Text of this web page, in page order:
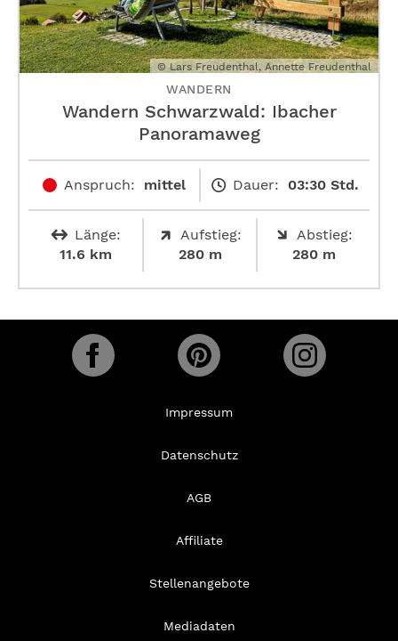
© Lars Freudenthal, Annette Freudenthal
WANDERN
Wandern Schwarzwald: Ibacher
Panoramaweg
Anspruch: mittel Dauer: 03:30 Std.
Länge:
11.6 km
Aufstieg:
280 m
Abstieg:
280 m
Impressum
Datenschutz
AGB
Affiliate
Stellenangebote
Mediadaten